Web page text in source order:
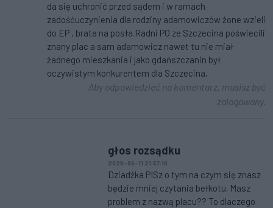
da się uchronić przed sądem i w ramach
zadośćuczynienia dla rodziny adamowiczów żone wzieli
do EP , brata na posła.Radni PO ze Szczecina poświecili
znany plac a sam adamowicz nawet tu nie miał
żadnego mieszkania i jako gdańszczanin był
oczywistym konkurentem dla Szczecina,
Aby odpowiedzieć na komentarz, musisz być
zalogowany.
głos rozsądku
2026-06-11 21:57:10
Dziadźka PISz o tym na czym się znasz
będzie mniej czytania bełkotu. Masz
problem z nazwą placu?? To dlaczego